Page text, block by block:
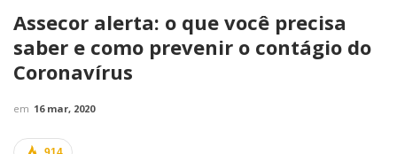
Assecor alerta: o que você precisa
saber e como prevenir o contágio do
Coronavírus
em 16 mar, 2020